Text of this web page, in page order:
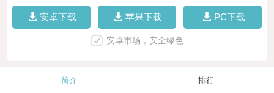
安卓下载 苹果下载 PC下载
安卓市场，安全绿色
简介 排行